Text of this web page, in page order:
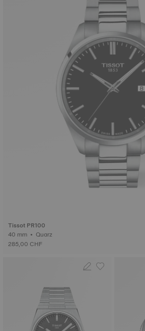
Tissot PR100
40 mm • Quarz
285,00 CHF